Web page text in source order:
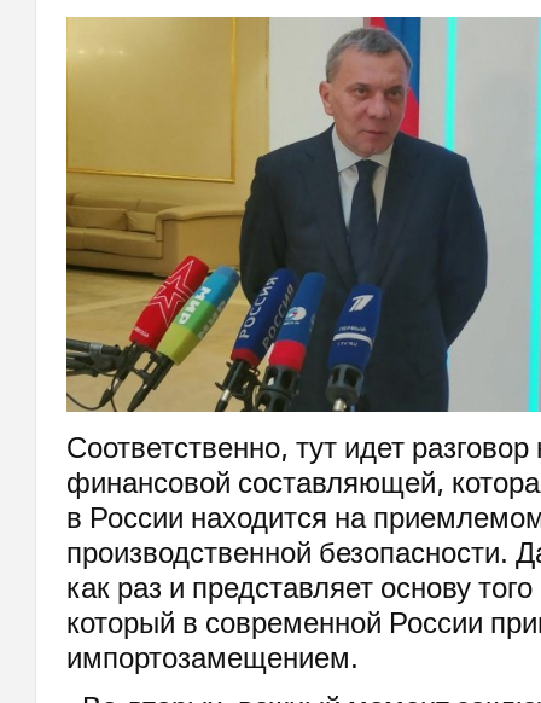
Соответственно, тут идет разговор
финансовой составляющей,
в России находится на
производственной безопасности.
как раз и представляет основу
который в современной России
импортозамещением.